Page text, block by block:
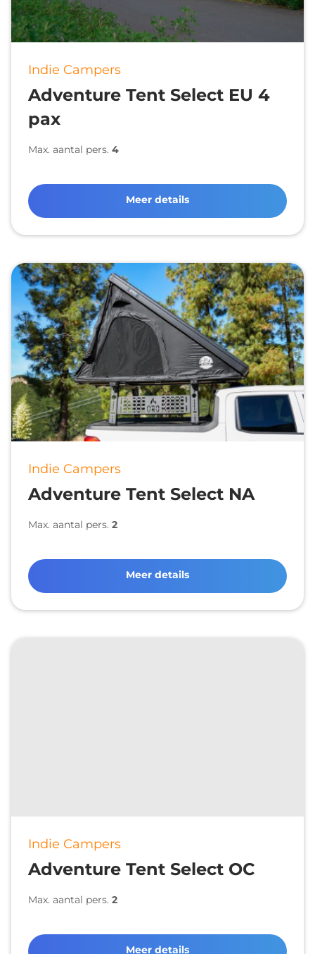
Indie Campers
Adventure Tent Select EU 4
pax
Max. aantal pers. 4
Meer details
Indie Campers
Adventure Tent Select NA
Max. aantal pers. 2
Meer details
Indie Campers
Adventure Tent Select OC
Max. aantal pers. 2
Meer details